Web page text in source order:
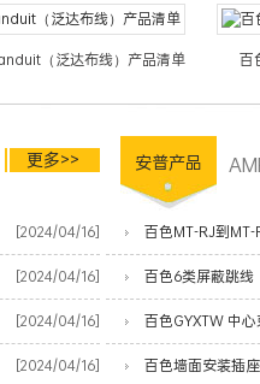
（泛达布线）产品清单 百
更多>>
[2024/04/16]
[2024/04/16]
[2024/04/16]
[2024/04/16]
安普产品
百色MT-RJ到MT-
百色6类屏蔽跳线
百色GYXTW 中
百色墙面安装插